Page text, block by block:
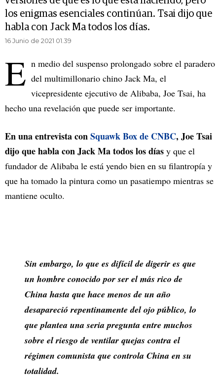
los enigmas esenciales continúan. Tsai dijo que
habla con Jack Ma todos los días.
16 Junio de 2021 01.39
E n medio del suspenso prolongado sobre el paradero
del multimillonario chino Jack Ma, el
vicepresidente ejecutivo de Alibaba, Joe Tsai, ha
hecho una revelación que puede ser importante.
En una entrevista conSquawk Box de CNBC, Joe Tsai
dijo que habla con Jack Ma todos los días y que el
fundador de Alibaba le está yendo bien en su filantropía y
que ha tomado la pintura como un pasatiempo mientras se
mantiene oculto.
Sin embargo, lo que es difícil de digerir es que
un hombre conocido por ser el más rico de
China hasta que hace menos de un año
desapareció repentinamente del ojo público, lo
que plantea una seria pregunta entre muchos
sobre el riesgo de ventilar quejas contra el
régimen comunista que controla China en su
totalidad.